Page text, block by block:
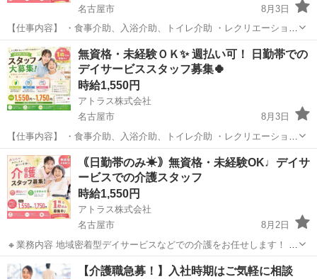
名古屋市
8月3日
【仕事内容】 ・食事介助、入浴介助、トイレ介助 ・レクリエーション
活動 ・利用者様の付き添いや見守り ・送迎業務 ・その他付随業務な
ど 自立している利用者様も多くムルなく働けます♪ シニアの方や未経
験の...
愛知 名古屋市 介護 スタッフ
無資格・未経験ＯＫ✨ 週払い可！ 日勤帯での
デイサービススタッフ募集🍀
時給1,550円
アトラス株式会社
名古屋市
8月3日
【仕事内容】 ・食事介助、入浴介助、トイレ介助 ・レクリエーション
活動 ・利用者様の付き添いや見守り ・送迎業務 ・その他付随業務な
ど 自立している利用者様も多くムルなく働けます♪ シニアの方や未経
験の...
愛知 名古屋市 介護 スタッフ
｟日勤帯のみ☀｠無資格・未経験OK♩デイサ
ービスでの介護スタッフ
時給1,550円
アトラス株式会社
名古屋市
8月2日
🔸業務内容 地域密着型デイサービスなどでの介護をお任せします！ ・
入浴介助、食事介助、排泄介助など ・見守りやレクリエーション支援
複数の勤務地、施設があるので相談可能◎ 🔸応募資格 無資格、未経験
愛知 名古屋市 介護 スタッフ
【介護職急募！】入社時期はご気軽に相談